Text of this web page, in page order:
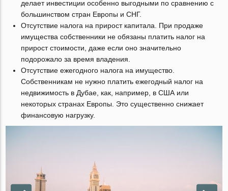
делает инвестиции особенно выгодными по сравнению с
большинством стран Европы и СНГ.
Отсутствие налога на прирост капитала. При продаже
имущества собственники не обязаны платить налог на
прирост стоимости, даже если оно значительно
подорожало за время владения.
Отсутствие ежегодного налога на имущество.
Собственникам не нужно платить ежегодный налог на
недвижимость в Дубае, как, например, в США или
некоторых странах Европы. Это существенно снижает
финансовую нагрузку.